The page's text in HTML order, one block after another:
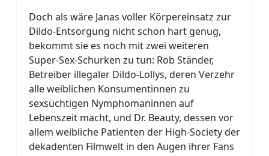
Doch als wäre Janas voller Körpereinsatz zur
Dildo-Entsorgung nicht schon hart genug,
bekommt sie es noch mit zwei weiteren
Super-Sex-Schurken zu tun: Rob Ständer,
Betreiber illegaler Dildo-Lollys, deren Verzehr
alle weiblichen Konsumentinnen zu
sexsüchtigen Nymphomaninnen auf
Lebenszeit macht, und Dr. Beauty, dessen vor
allem weibliche Patienten der High-Society der
dekadenten Filmwelt in den Augen ihrer Fans